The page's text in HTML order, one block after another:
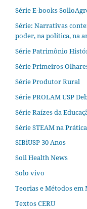
Série E-books
Série: Narrativas
poder, na política, na
Série Patrimônio
Série Primeiros
Série Produtor Rural
Série PROLAM USP
Série Raízes da
Série STEAM na Prática
SIBiUSP 30 Anos
Soil Health News
Solo vivo
Teorias e Métodos
Textos CERU